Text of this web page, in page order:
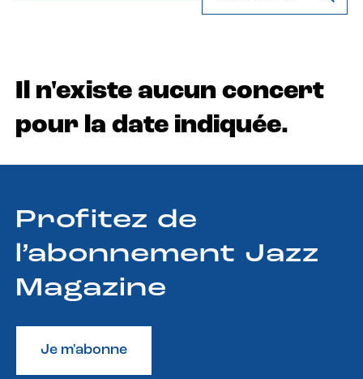
Il n'existe aucun concert
pour la date indiquée.
Profitez de
l’abonnement Jazz
Magazine
Je m'abonne